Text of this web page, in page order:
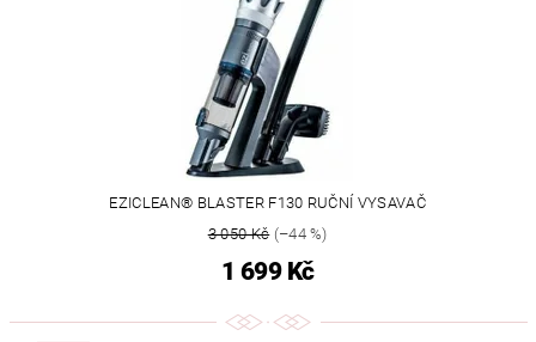
EZICLEAN® BLASTER F130 RUČNÍ VYSAVAČ
3 050 Kč(–44 %)
1 699 Kč